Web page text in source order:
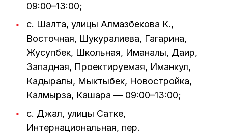
09:00–13:00;
с. Шалта, улицы Алмазбекова К.,
Восточная, Шукуралиева, Гагарина,
Жусупбек, Школьная, Иманалы, Даир,
Западная, Проектируемая, Иманкул,
Кадыралы, Мыктыбек, Новостройка,
Калмырза, Кашара — 09:00–13:00;
с. Джал, улицы Сатке,
Интернациональная, пер.